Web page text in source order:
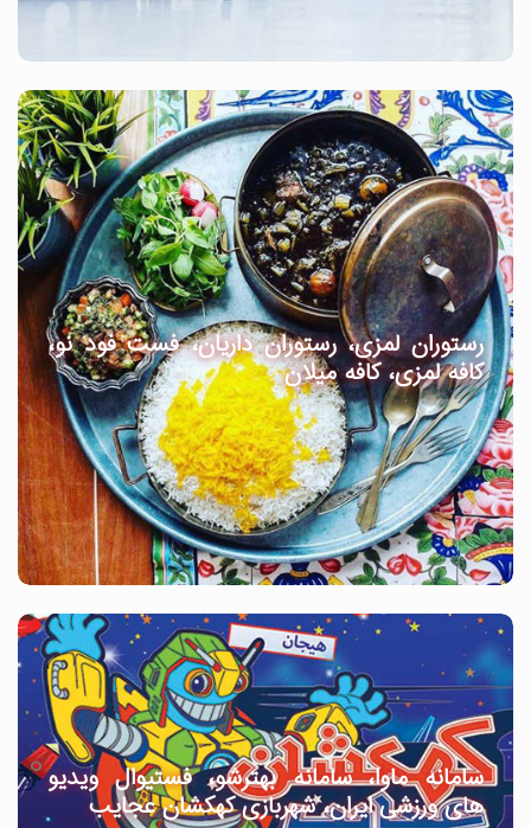
رستوران لمزی، رستوران داریان، فست فود نو،
کافه لمزی، کافه میلان
سامانه ماوا، سامانه بهترشو، فستیوال ویدیو
های ورزشی ایران، شهربازی کهکشان عجایب